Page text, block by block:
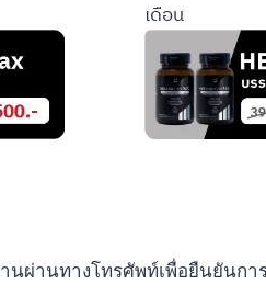
เดือน
ผ่านทางโทรศัพท์เพื่อยืนยันกา